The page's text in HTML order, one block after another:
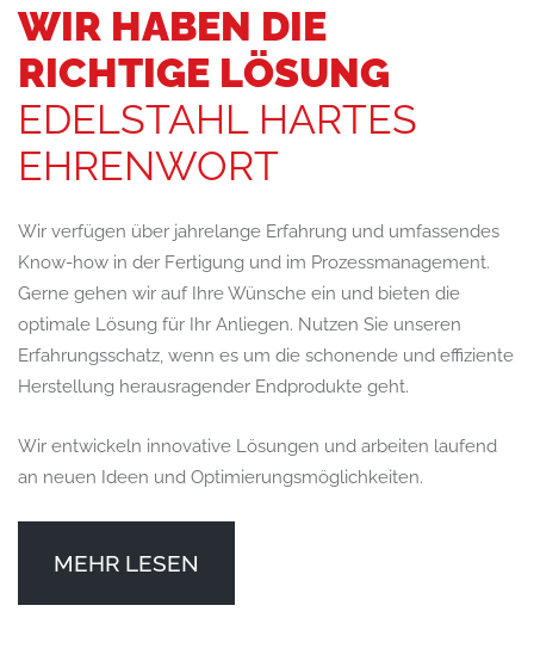
WIR HABEN DIE
RICHTIGE LÖSUNG
EDELSTAHL HARTES
EHRENWORT
Wir verfügen über jahrelange Erfahrung und umfassendes
Know-how in der Fertigung und im Prozessmanagement.
Gerne gehen wir auf Ihre Wünsche ein und bieten die
optimale Lösung für Ihr Anliegen. Nutzen Sie unseren
Erfahrungsschatz, wenn es um die schonende und effiziente
Herstellung herausragender Endprodukte geht.
Wir entwickeln innovative Lösungen und arbeiten laufend
an neuen Ideen und Optimierungsmöglichkeiten.
MEHR LESEN